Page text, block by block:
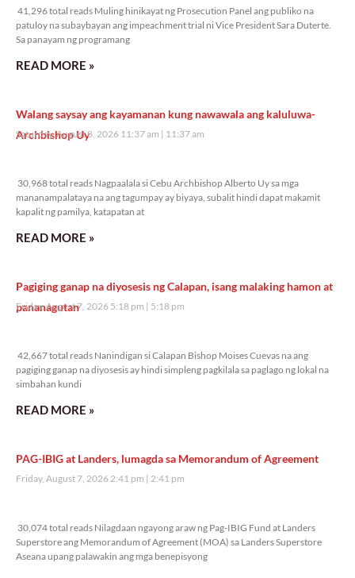
41,296 total reads Muling hinikayat ng Prosecution Panel ang publiko na
patuloy na subaybayan ang impeachment trial ni Vice President Sara Duterte.
Sa panayam ng programang
READ MORE »
Walang saysay ang kayamanan kung nawawala ang kaluluwa-
Archbishop Uy
Saturday, August 8, 2026 11:37 am 11:37 am
30,968 total reads Nagpaalala si Cebu Archbishop Alberto Uy sa mga
mananampalataya na ang tagumpay ay biyaya, subalit hindi dapat makamit
kapalit ng pamilya, katapatan at
READ MORE »
Pagiging ganap na diyosesis ng Calapan, isang malaking hamon at
pananagutan
Friday, August 7, 2026 5:18 pm 5:18 pm
42,667 total reads Nanindigan si Calapan Bishop Moises Cuevas na ang
pagiging ganap na diyosesis ay hindi simpleng pagkilala sa paglago ng lokal na
simbahan kundi
READ MORE »
PAG-IBIG at Landers, lumagda sa Memorandum of Agreement
Friday, August 7, 2026 2:41 pm 2:41 pm
30,074 total reads Nilagdaan ngayong araw ng Pag-IBIG Fund at Landers
Superstore ang Memorandum of Agreement (MOA) sa Landers Superstore
Aseana upang palawakin ang mga benepisyong